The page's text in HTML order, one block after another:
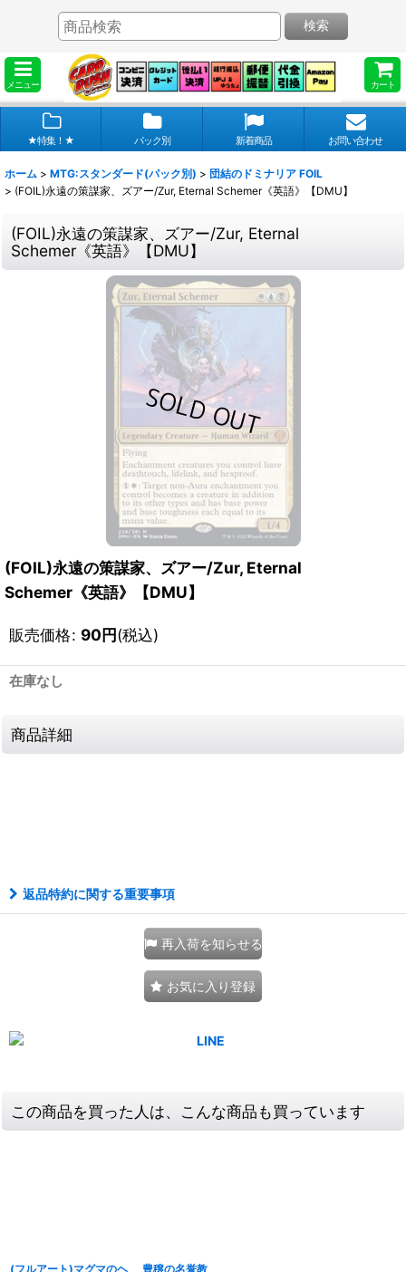
メニュー カート
検索
★特集！★ パック別 新着商品 お問い合わせ
ホーム > MTG:スタンダード(パック別) > 団結のドミナリア FOIL
> (FOIL)永遠の策謀家、ズアー/Zur, Eternal Schemer《英語》【DMU】
(FOIL)永遠の策謀家、ズアー/Zur, Eternal
Schemer《英語》【DMU】
(FOIL)永遠の策謀家、ズアー/Zur, Eternal
Schemer《英語》【DMU】
販売価格: 90円(税込)
在庫なし
商品詳細
返品特約に関する重要事項
再入荷を知らせる
お気に入り登録
この商品を買った人は、こんな商品も買っています
(フルアート)マグマのヘ
豊穣の名誉教